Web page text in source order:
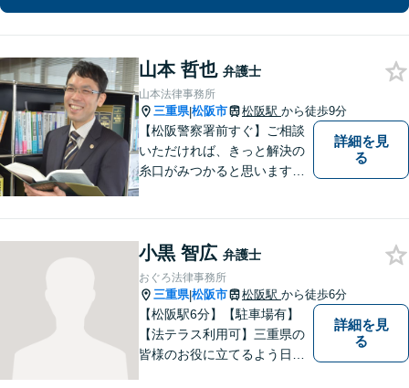
山本 哲也 弁護士
山本法律事務所
三重県|松阪市 松阪駅 から徒歩9分
【松阪警察署前すぐ】ご相談
いただければ、きっと解決の
糸口がみつかると思います。
詳細を見
る
小黒 智広 弁護士
おぐろ法律事務所
三重県|松阪市 松阪駅 から徒歩6分
【松阪駅6分】【駐車場有】
【法テラス利用可】三重県の
皆様のお役に立てるよう日々
詳細を見
る